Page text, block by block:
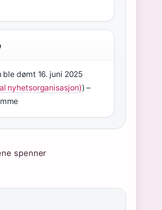
dømt 16. juni 2025
nyhetsorganisasjon)) –
spenner